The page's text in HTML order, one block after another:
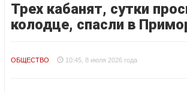
Трех кабанят, сутки
колодце, спасли в
ОБЩЕСТВО 10:45, 8 июля 2026 года